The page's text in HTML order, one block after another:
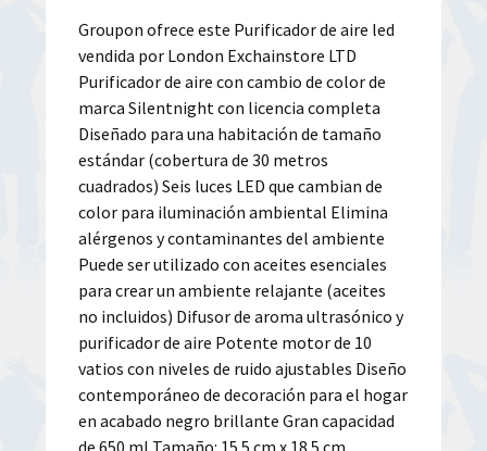
Groupon ofrece este Purificador de aire led
vendida por London Exchainstore LTD
Purificador de aire con cambio de color de
marca Silentnight con licencia completa
Diseñado para una habitación de tamaño
estándar (cobertura de 30 metros
cuadrados) Seis luces LED que cambian de
color para iluminación ambiental Elimina
alérgenos y contaminantes del ambiente
Puede ser utilizado con aceites esenciales
para crear un ambiente relajante (aceites
no incluidos) Difusor de aroma ultrasónico y
purificador de aire Potente motor de 10
vatios con niveles de ruido ajustables Diseño
contemporáneo de decoración para el hogar
en acabado negro brillante Gran capacidad